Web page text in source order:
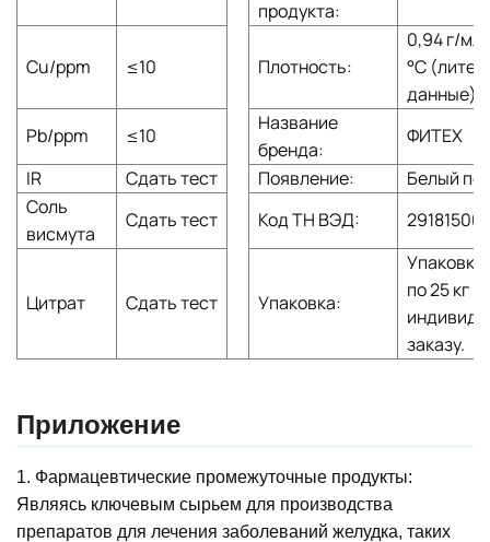
продукта:
Cu/ppm ≤10 Плотность:
0,94 г/мл
°C
данные)
Pb/ppm
≤10
Название
бренда:
ФИТЕХ
IR
Сдать тест Появление:
Белый
Соль
висмута
Сдать тест Код ТН ВЭД:
Цитрат Сдать тест Упаковка:
Упаковка
по 25 кг
заказу.
Приложение
1. Фармацевтические промежуточные продукты:
Являясь ключевым сырьем для производства
препаратов для лечения заболеваний желудка, таких